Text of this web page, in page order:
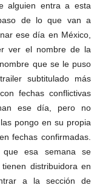
alguien entra a esta
de lo que van a
ese día en México,
ver el nombre de la
que se le puso
subtitulado más
fechas conflictivas
ese día, pero no
pongo en su propia
fechas confirmadas.
que esa semana se
distribuidora en
a la sección de